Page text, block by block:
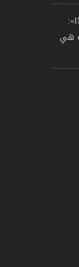
مدير عام «إمكان IMKAN»:
هي